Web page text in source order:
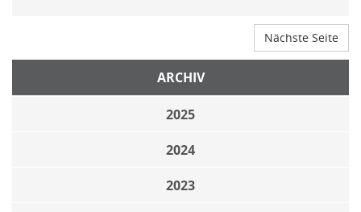
Nächste Seite
ARCHIV
2025
2024
2023